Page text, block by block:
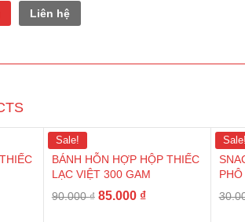
Liên hệ
Sale!
BÁNH HỖN HỢP HỘP THIẾC
LẠC VIỆT 300 GAM
90.000₫ 85.000 ₫
Sale!